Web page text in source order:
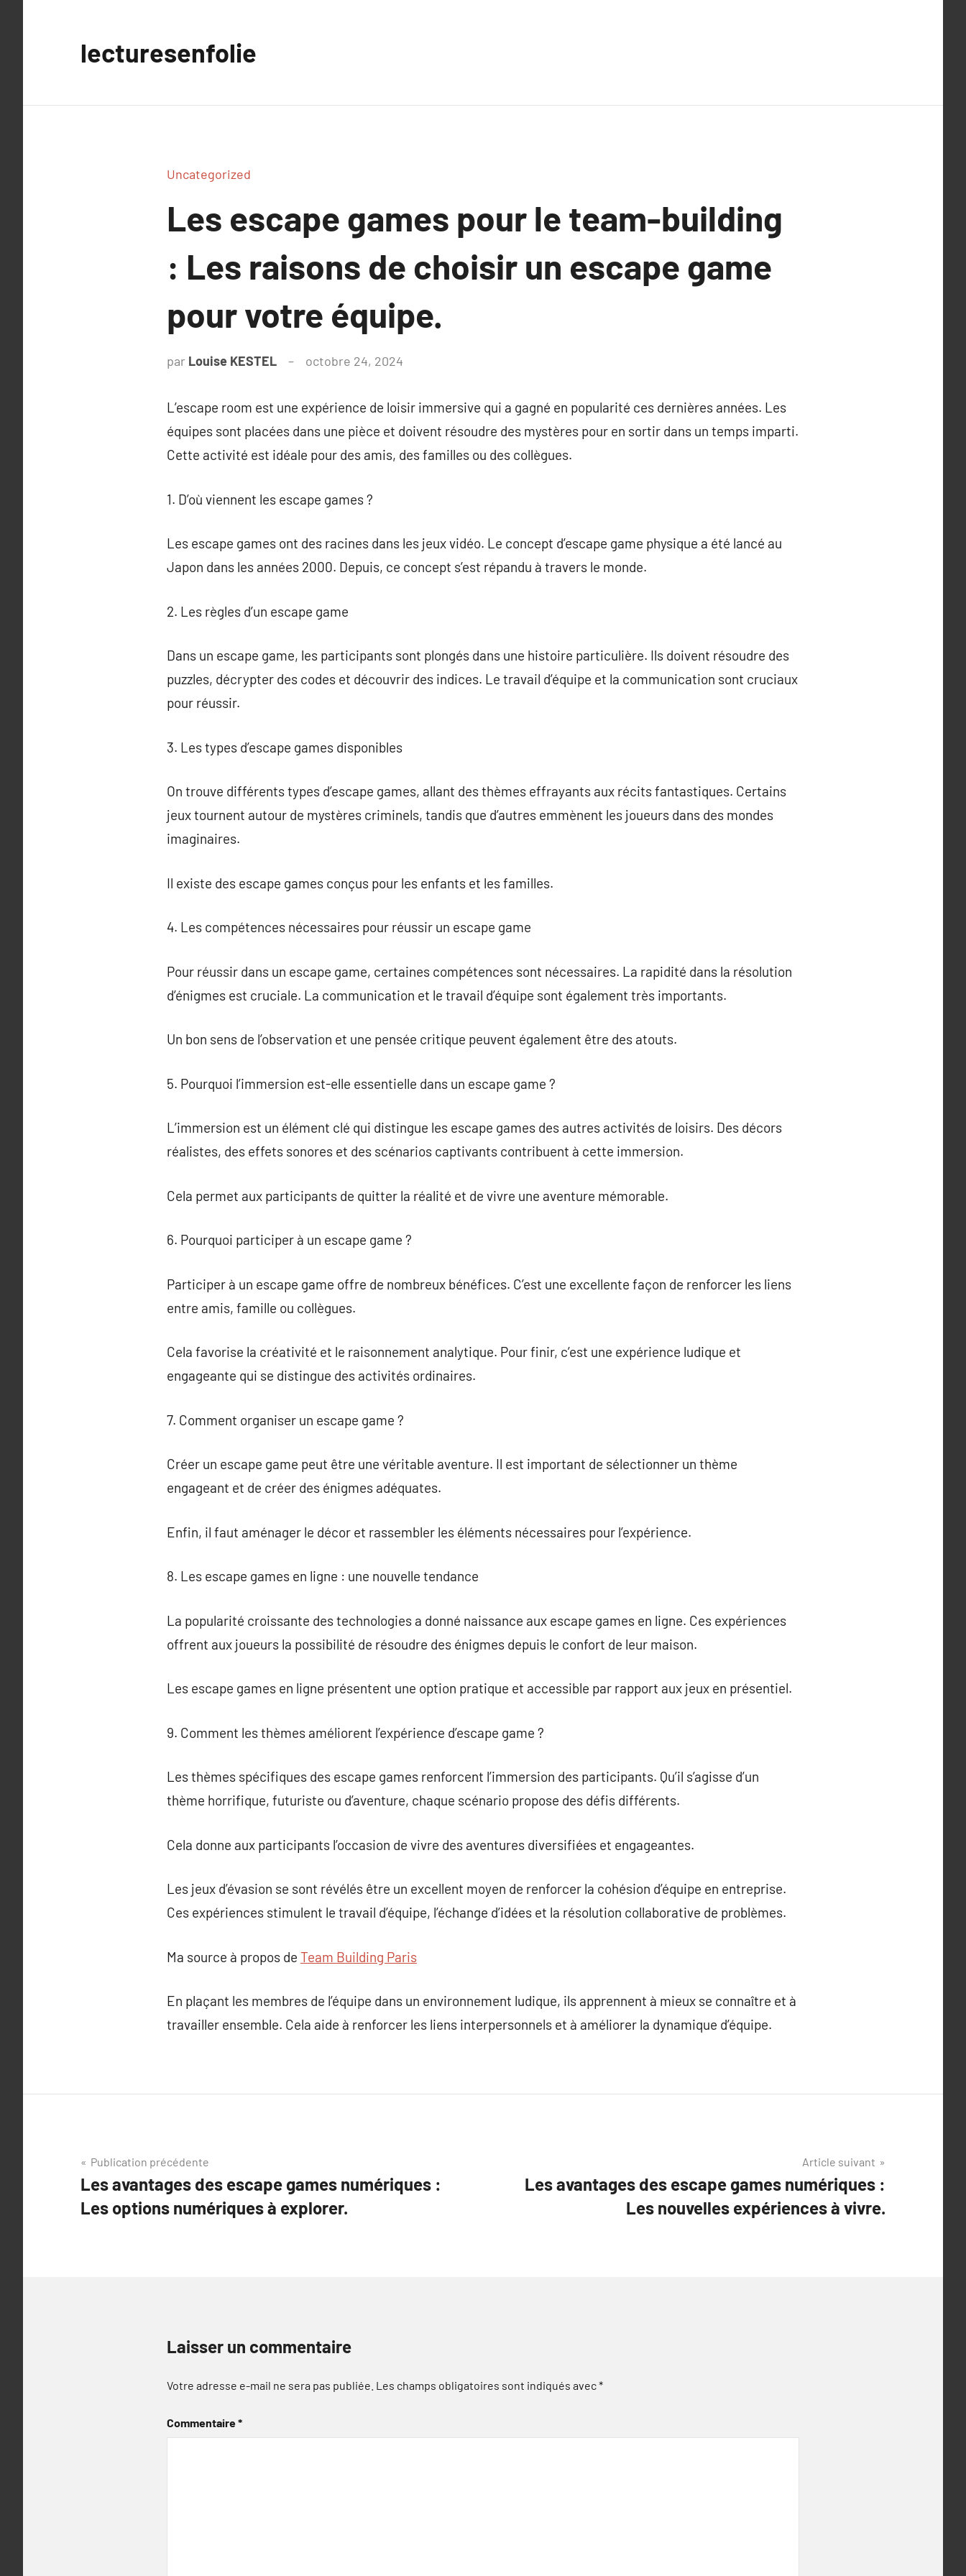
lecturesenfolie
Uncategorized
Les escape games pour le team-building
: Les raisons de choisir un escape game
pour votre équipe.
par Louise KESTEL octobre 24, 2024
L’escape room est une expérience de loisir immersive qui a gagné en popularité ces dernières années. Les
équipes sont placées dans une pièce et doivent résoudre des mystères pour en sortir dans un temps imparti.
Cette activité est idéale pour des amis, des familles ou des collègues.
1. D’où viennent les escape games ?
Les escape games ont des racines dans les jeux vidéo. Le concept d’escape game physique a été lancé au
Japon dans les années 2000. Depuis, ce concept s’est répandu à travers le monde.
2. Les règles d’un escape game
Dans un escape game, les participants sont plongés dans une histoire particulière. Ils doivent résoudre des
puzzles, décrypter des codes et découvrir des indices. Le travail d’équipe et la communication sont cruciaux
pour réussir.
3. Les types d’escape games disponibles
On trouve différents types d’escape games, allant des thèmes effrayants aux récits fantastiques. Certains
jeux tournent autour de mystères criminels, tandis que d’autres emmènent les joueurs dans des mondes
imaginaires.
Il existe des escape games conçus pour les enfants et les familles.
4. Les compétences nécessaires pour réussir un escape game
Pour réussir dans un escape game, certaines compétences sont nécessaires. La rapidité dans la résolution
d’énigmes est cruciale. La communication et le travail d’équipe sont également très importants.
Un bon sens de l’observation et une pensée critique peuvent également être des atouts.
5. Pourquoi l’immersion est-elle essentielle dans un escape game ?
L’immersion est un élément clé qui distingue les escape games des autres activités de loisirs. Des décors
réalistes, des effets sonores et des scénarios captivants contribuent à cette immersion.
Cela permet aux participants de quitter la réalité et de vivre une aventure mémorable.
6. Pourquoi participer à un escape game ?
Participer à un escape game offre de nombreux bénéfices. C’est une excellente façon de renforcer les liens
entre amis, famille ou collègues.
Cela favorise la créativité et le raisonnement analytique. Pour finir, c’est une expérience ludique et
engageante qui se distingue des activités ordinaires.
7. Comment organiser un escape game ?
Créer un escape game peut être une véritable aventure. Il est important de sélectionner un thème
engageant et de créer des énigmes adéquates.
Enfin, il faut aménager le décor et rassembler les éléments nécessaires pour l’expérience.
8. Les escape games en ligne : une nouvelle tendance
La popularité croissante des technologies a donné naissance aux escape games en ligne. Ces expériences
offrent aux joueurs la possibilité de résoudre des énigmes depuis le confort de leur maison.
Les escape games en ligne présentent une option pratique et accessible par rapport aux jeux en présentiel.
9. Comment les thèmes améliorent l’expérience d’escape game ?
Les thèmes spécifiques des escape games renforcent l’immersion des participants. Qu’il s’agisse d’un
thème horrifique, futuriste ou d’aventure, chaque scénario propose des défis différents.
Cela donne aux participants l’occasion de vivre des aventures diversifiées et engageantes.
Les jeux d’évasion se sont révélés être un excellent moyen de renforcer la cohésion d’équipe en entreprise.
Ces expériences stimulent le travail d’équipe, l’échange d’idées et la résolution collaborative de problèmes.
Ma source à propos de Team Building Paris
En plaçant les membres de l’équipe dans un environnement ludique, ils apprennent à mieux se connaître et à
travailler ensemble. Cela aide à renforcer les liens interpersonnels et à améliorer la dynamique d’équipe.
Navigation
de
l’article
Publication précédente
Les avantages des escape games numériques :
Les options numériques à explorer.
Article suivant
Les avantages des escape games numériques :
Les nouvelles expériences à vivre.
Laisser un commentaire
Votre adresse e-mail ne sera pas publiée. Les champs obligatoires sont indiqués avec*
Commentaire*